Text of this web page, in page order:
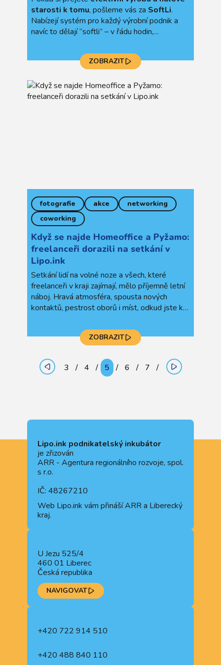
starosti k tomu, pošleme vás za SoftLi.
Nabízejí systém pro každý výrobní podnik a
navíc to dělají “softli” – v řádu hodin,
ZOBRAZIT
fotografie akce
networking
coworking
Když se najde Homeoffice a Pyžamo:
freelanceři dorazili na setkání v
Lipo.ink
Setkání lidí na volné noze a všech, které
freelanceři v kraji zajímají, mělo příjemně letní
náboj. Hravá atmosféra, spousta nových
kontaktů, pestrost oborů i míst, odkud jste k
Freelance Flirt.
ZOBRAZIT
3 4 5 6 7
Lipo.ink podnikatelský inkubátor
je zřizován
ARR - Agentura regionálního rozvoje, spol.
s r.o.
IČ: 48267210
Web Lipo.ink vám přináší ARR a Liberecký
kraj.
U Jezu 525/4
460 01 Liberec
Česká republika
NAVIGOVAT
+420 722 914 510
+420 488 840 110